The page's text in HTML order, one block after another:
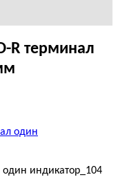
R терминал
один индикатор_104